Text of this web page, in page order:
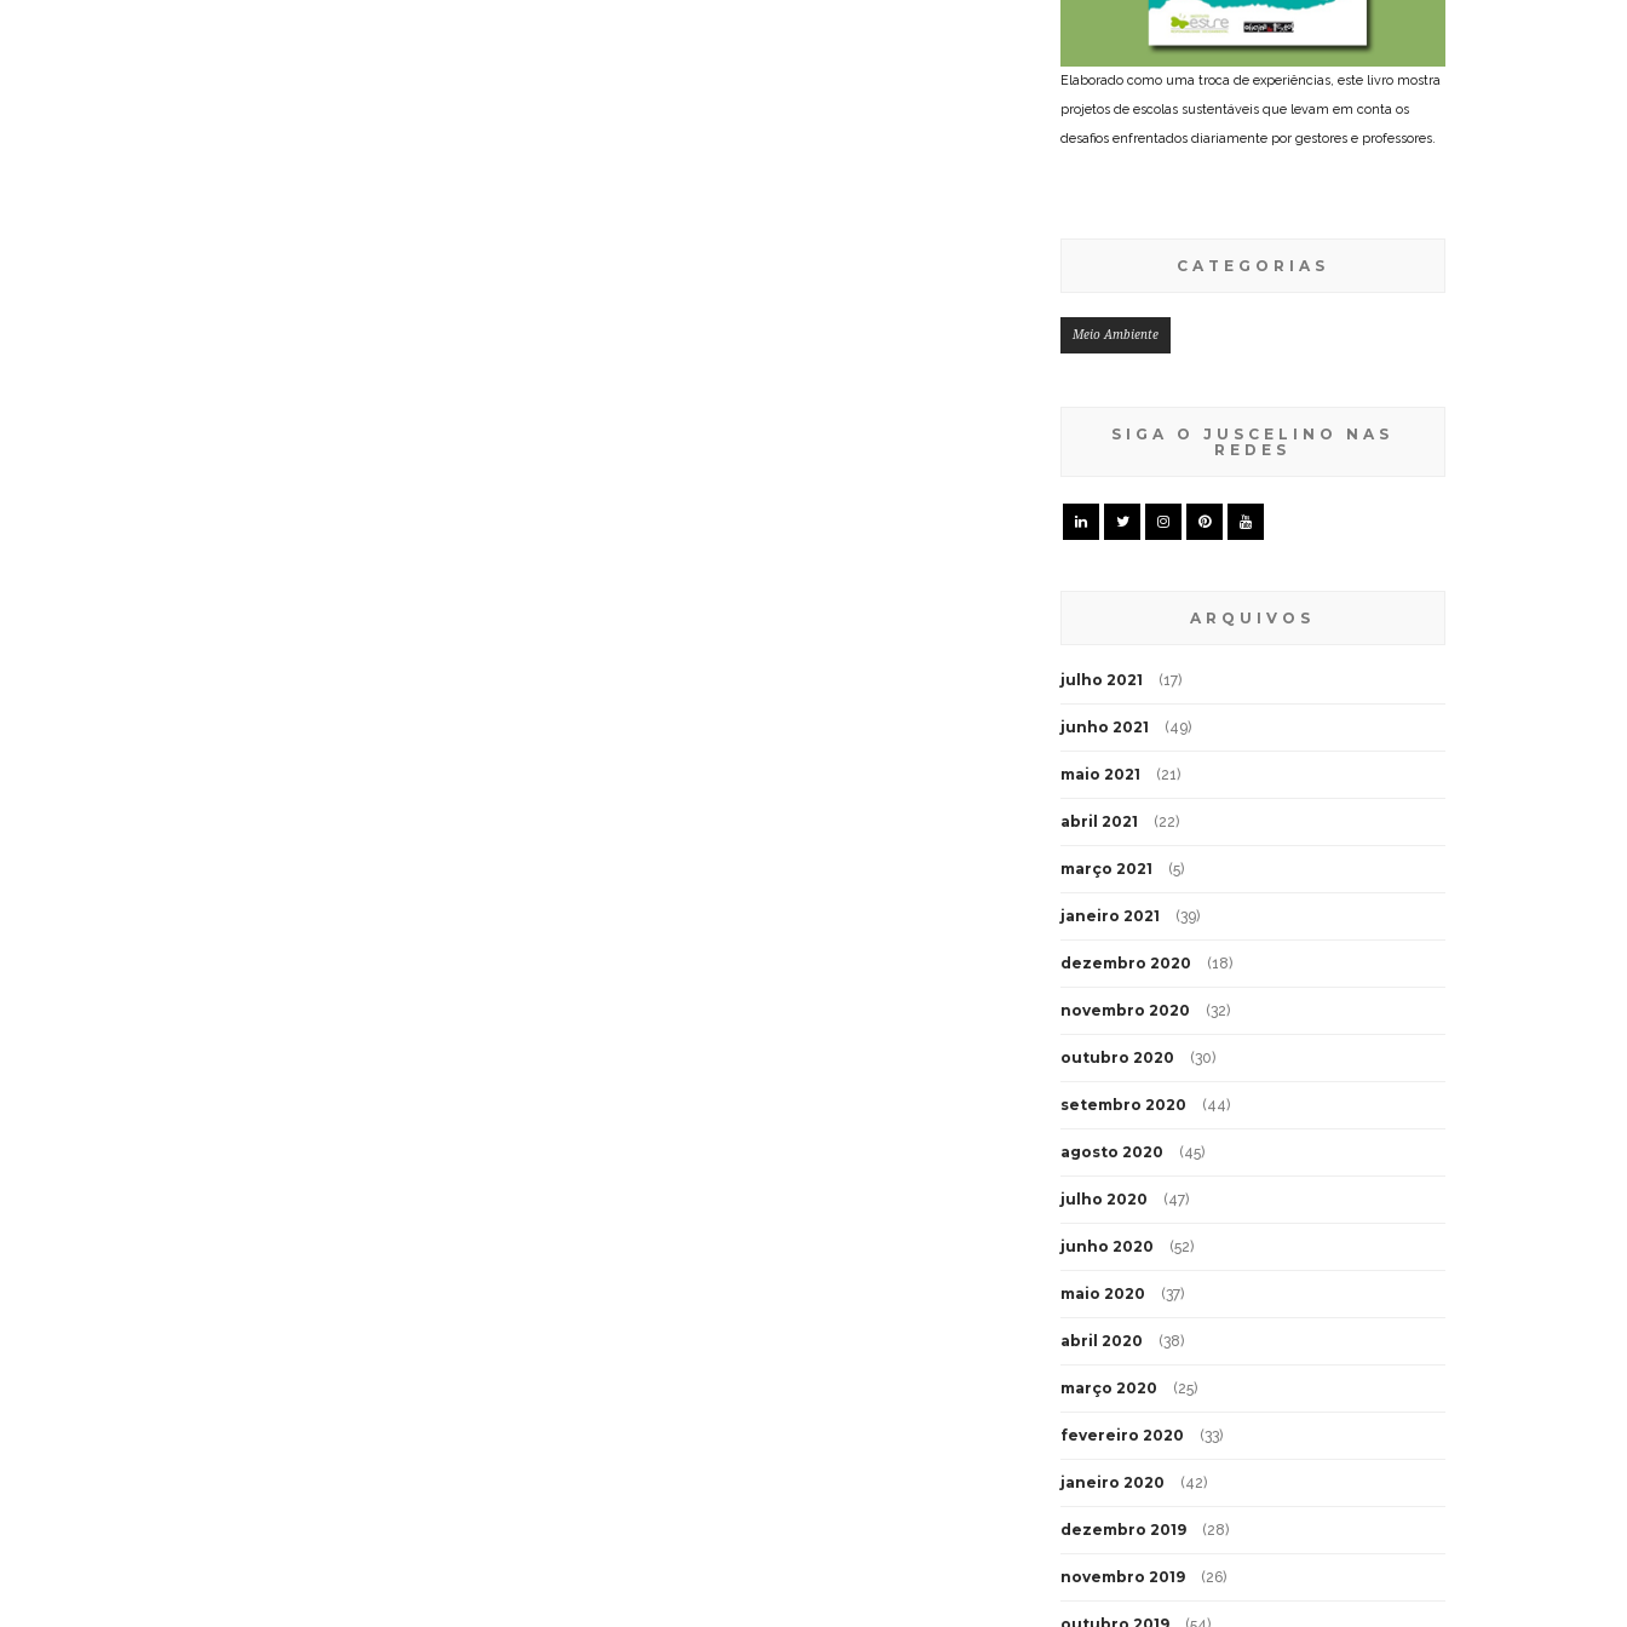
Elaborado como uma troca de experiências, este livro mostra
projetos de escolas sustentáveis que levam em conta os
desafios enfrentados diariamente por gestores e professores.
CATEGORIAS
Meio Ambiente
SIGA O JUSCELINO NAS
REDES
ARQUIVOS
julho 2021 (17)
junho 2021 (49)
maio 2021 (21)
abril 2021 (22)
março 2021 (5)
janeiro 2021 (39)
dezembro 2020 (18)
novembro 2020 (32)
outubro 2020 (30)
setembro 2020 (44)
agosto 2020 (45)
julho 2020 (47)
junho 2020 (52)
maio 2020 (37)
abril 2020 (38)
março 2020 (25)
fevereiro 2020 (33)
janeiro 2020 (42)
dezembro 2019 (28)
novembro 2019 (26)
outubro 2019